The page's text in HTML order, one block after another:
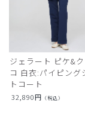
ジェラート ピケ&
コ 白衣:パイピング
トコート
32,890円 （税込）